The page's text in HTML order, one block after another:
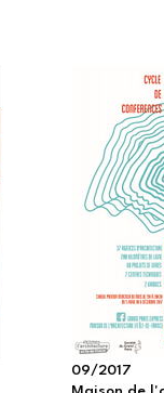
09/2017